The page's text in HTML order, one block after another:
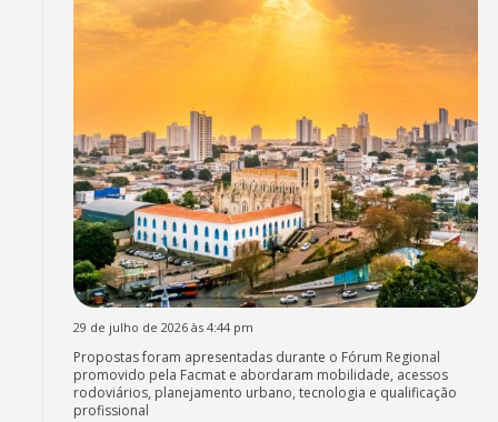
29 de julho de 2026 às 4:44 pm
Propostas foram apresentadas durante o Fórum Regional
promovido pela Facmat e abordaram mobilidade, acessos
rodoviários, planejamento urbano, tecnologia e qualificação
profissional